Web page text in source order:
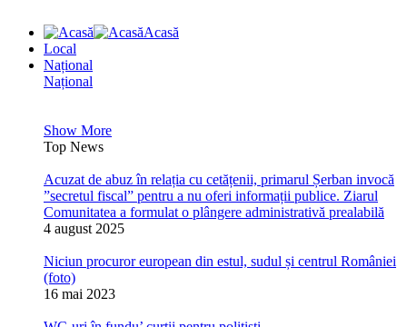
Acasă
Local
Național
Național
Show More
Top News
Acuzat de abuz în relația cu cetățenii, primarul Șerban invocă
”secretul fiscal” pentru a nu oferi informații publice. Ziarul
Comunitatea a formulat o plângere administrativă prealabilă
4 august 2025
Niciun procuror european din estul, sudul și centrul României
(foto)
16 mai 2023